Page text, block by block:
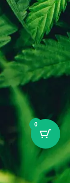
0